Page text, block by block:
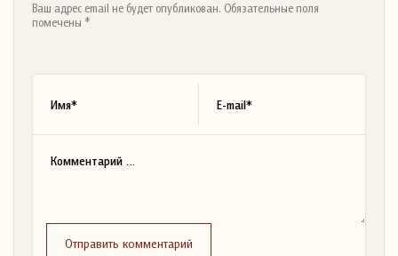
Ваш адрес email не будет опубликован. Обязательные поля
помечены *
Отправить комментарий